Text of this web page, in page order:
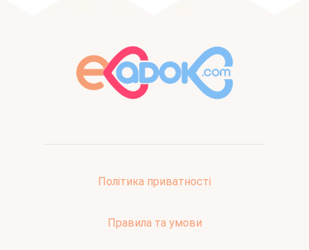
Політика приватності
Правила та умови